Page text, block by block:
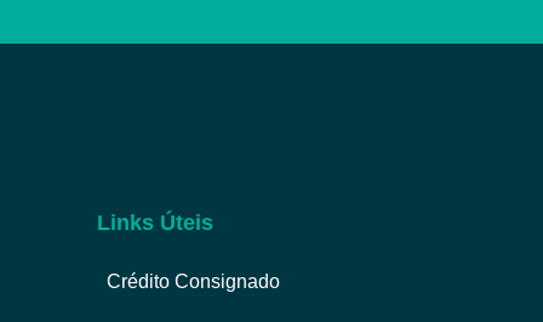
Links Úteis
Crédito Consignado